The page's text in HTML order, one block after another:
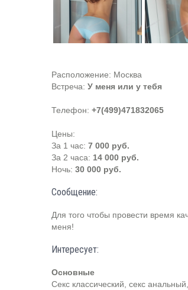
Расположение: Москва
Встреча: У меня или у тебя
Телефон: +7(499)471832065
Цены:
За 1 час: 7 000 руб.
За 2 часа: 14 000 руб.
Ночь: 30 000 руб.
Сообщение:
Для того чтобы провести время
меня!
Интересует:
Основные
Секс классический, секс